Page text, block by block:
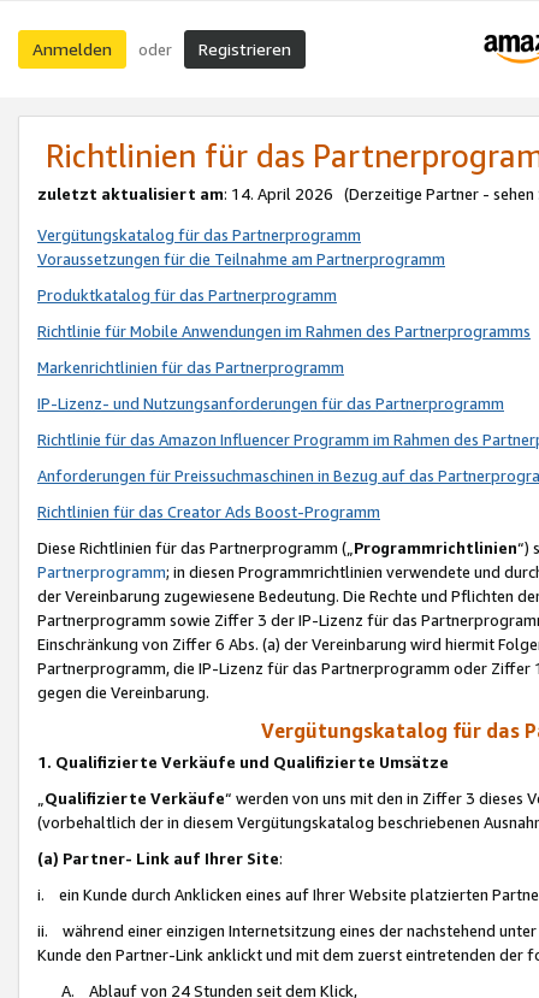
Anmelden oder Registrieren
Richtlinien für das
zuletzt aktualisiert am: 14. April 2026 (Derzeitige Partner - sehen
Vergütungskatalog für das Partnerprogramm
Voraussetzungen für die Teilnahme am Partnerprogramm
Produktkatalog für das Partnerprogramm
Richtlinie für Mobile Anwendungen im Rahmen des Partnerprogramms
Markenrichtlinien für das Partnerprogramm
IP-Lizenz- und Nutzungsanforderungen für das Partnerprogramm
Richtlinie für das Amazon Influencer Programm im Rahmen des
Anforderungen für Preissuchmaschinen in Bezug auf das
Richtlinien für das Creator Ads Boost-Programm
Diese Richtlinien für das Partnerprogramm („Programmrichtlinien“)
Partnerprogramm; in diesen Programmrichtlinien verwendete und
der Vereinbarung zugewiesene Bedeutung. Die Rechte und Pflichten
Partnerprogramm sowie Ziffer 3 der IP-Lizenz für das
Einschränkung von Ziffer 6 Abs. (a) der Vereinbarung wird hiermit
Partnerprogramm, die IP-Lizenz für das Partnerprogramm oder
gegen die Vereinbarung.
Vergütungskatalog für das
1. Qualifizierte Verkäufe und Qualifizierte Umsätze
Qualifizierte Verkäufe“ werden von uns mit den in Ziffer 3
(vorbehaltlich der in diesem Vergütungskatalog beschriebenen
(a) Partner- Link auf Ihrer Site:
i. ein Kunde durch Anklicken eines auf Ihrer Website platzierten
ii. während einer einzigen Internetsitzung eines der nachstehend
Kunde den Partner-Link anklickt und mit dem zuerst eintretenden der
A. Ablauf von 24 Stunden seit dem Klick,